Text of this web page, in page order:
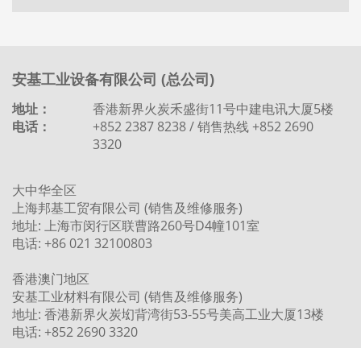
安基工业设备有限公司 (总公司)
地址：
香港新界火炭禾盛街11号中建电讯大厦5楼
电话：
+852 2387 8238 / 销售热线 +852 2690
3320
大中华全区
上海邦基工贸有限公司 (销售及维修服务)
地址: 上海市闵行区联曹路260号D4幢101室
电话: +86 021 32100803
香港澳门地区
安基工业材料有限公司 (销售及维修服务)
地址: 香港新界火炭㘭背湾街53-55号美高工业大厦13楼
电话: +852 2690 3320